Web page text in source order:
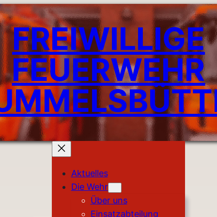
FREIWILLIGE
FEUERWEHR
Aktuelles
Die Wehr
Über uns
Einsatzabteilung